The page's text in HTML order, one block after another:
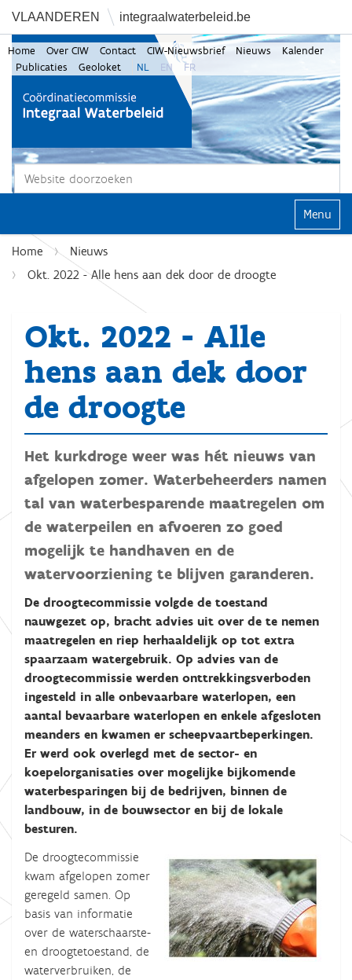
VLAANDEREN integraalwaterbeleid.be
Zoek
Home Over CIW Contact CIW-Nieuwsbrief Nieuws
Kalender
Publicaties
Geoloket NL EN FR
Klap
Home
Nieuws
Okt. 2022 - Alle hens aan dek door de droogte
Okt. 2022 - Alle
hens aan dek door
de droogte
Het kurkdroge weer was hét nieuws van
afgelopen zomer. Waterbeheerders namen
tal van waterbesparende maatregelen om
de waterpeilen en afvoeren zo goed
mogelijk te handhaven en de
watervoorziening te blijven garanderen.
De droogtecommissie volgde de toestand
nauwgezet op, bracht advies uit over de te nemen
maatregelen en riep herhaaldelijk op tot extra
spaarzaam watergebruik. Op advies van de
droogtecommissie werden onttrekkingsverboden
ingesteld in alle onbevaarbare waterlopen, een
aantal bevaarbare waterlopen en enkele afgesloten
meanders en kwamen er scheepvaartbeperkingen.
Er werd ook overlegd met de sector- en
koepelorganisaties over mogelijke bijkomende
waterbesparingen bij de bedrijven, binnen de
landbouw, in de bouwsector en bij de lokale
besturen.
De droogtecommissie
kwam afgelopen zomer
geregeld samen. Op
basis van informatie
over de waterschaarste-
en droogtetoestand, de
waterverbruiken, de